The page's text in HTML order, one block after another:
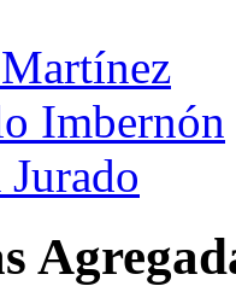
Imbernón